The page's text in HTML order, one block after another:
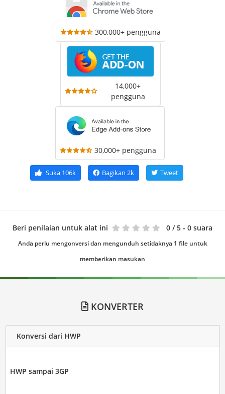
300,000+ pengguna
14,000+
pengguna
30,000+ pengguna
Suka106k Bagikan 2k Tweet
Beri penilaian untuk alat ini 0 / 5 - 0 suara
Anda perlu mengonversi dan mengunduh setidaknya 1 file untuk
memberikan masukan
KONVERTER
Konversi dari HWP
HWP sampai 3GP